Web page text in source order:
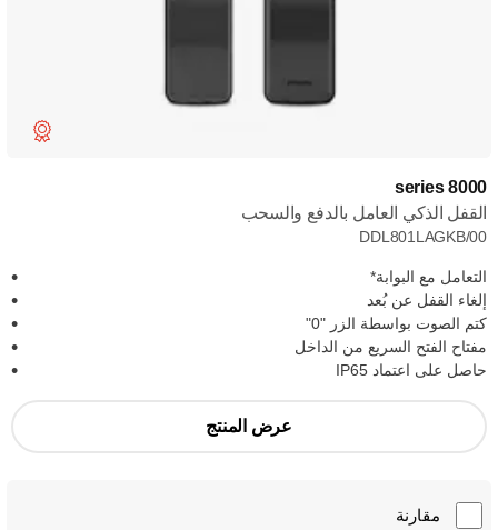
8000 series
القفل الذكي العامل بالدفع والسحب
DDL801LAGKB/00
التعامل مع البوابة*
إلغاء القفل عن بُعد
كتم الصوت بواسطة الزر "0"
مفتاح الفتح السريع من الداخل
حاصل على اعتماد IP65
عرض المنتج
مقارنة